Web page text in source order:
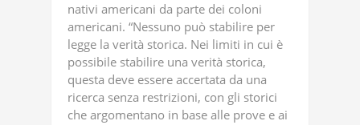
nativi americani da parte dei coloni
americani. “Nessuno può stabilire per
legge la verità storica. Nei limiti in cui è
possibile stabilire una verità storica,
questa deve essere accertata da una
ricerca senza restrizioni, con gli storici
che argomentano in base alle prove e ai